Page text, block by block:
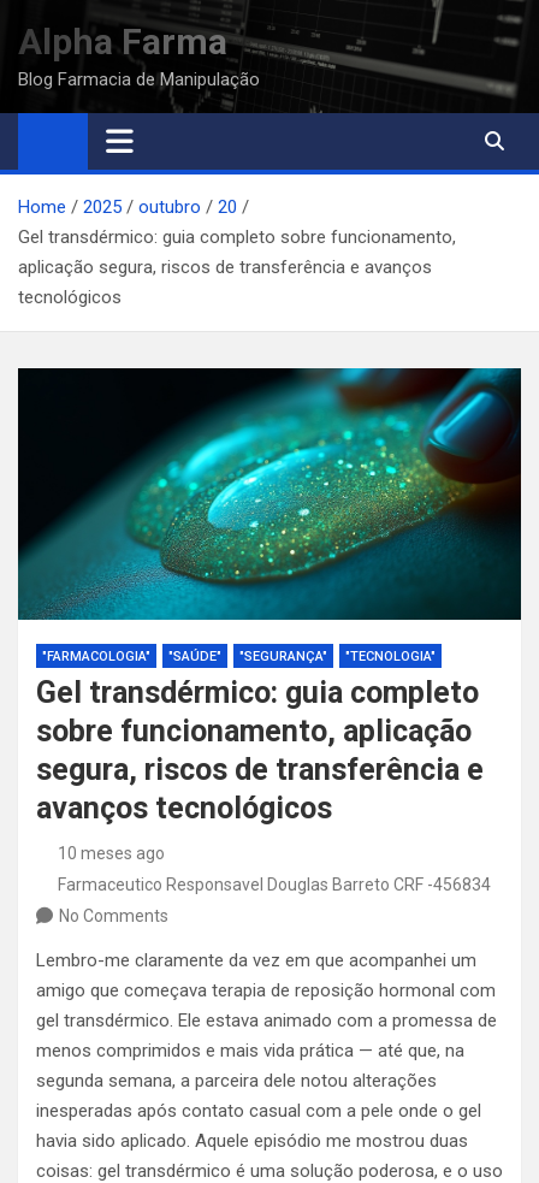
content
Alpha Farma
Blog Farmacia de Manipulação
Home 2025 outubro
20
Gel transdérmico: guia completo sobre funcionamento,
aplicação segura, riscos de transferência e avanços
tecnológicos
"FARMACOLOGIA" "SAÚDE" "SEGURANÇA" "TECNOLOGIA"
Gel transdérmico: guia completo
sobre funcionamento, aplicação
segura, riscos de transferência e
avanços tecnológicos
10 meses ago
Farmaceutico Responsavel Douglas Barreto CRF -456834
No Comments
Lembro-me claramente da vez em que acompanhei um
amigo que começava terapia de reposição hormonal com
gel transdérmico. Ele estava animado com a promessa de
menos comprimidos e mais vida prática — até que, na
segunda semana, a parceira dele notou alterações
inesperadas após contato casual com a pele onde o gel
havia sido aplicado. Aquele episódio me mostrou duas
coisas: gel transdérmico é uma solução poderosa, e o uso